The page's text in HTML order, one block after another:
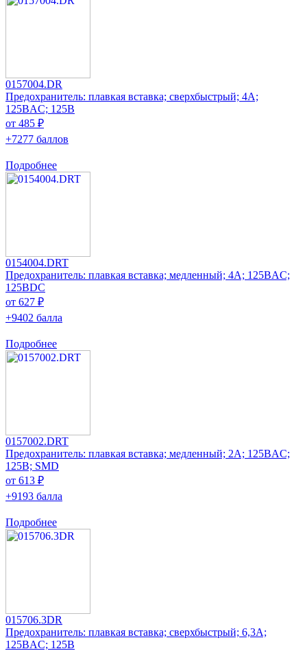
0157004.DR
Предохранитель: плавкая вставка; сверхбыстрый; 4А;
125ВAC; 125В
от 485 ₽
+7277 баллов
Подробнее
0154004.DRT
Предохранитель: плавкая вставка; медленный; 4А; 125ВAC;
125ВDC
от 627 ₽
+9402 балла
Подробнее
0157002.DRT
Предохранитель: плавкая вставка; медленный; 2А; 125ВAC;
125В; SMD
от 613 ₽
+9193 балла
Подробнее
015706.3DR
Предохранитель: плавкая вставка; сверхбыстрый; 6,3А;
125ВAC; 125В